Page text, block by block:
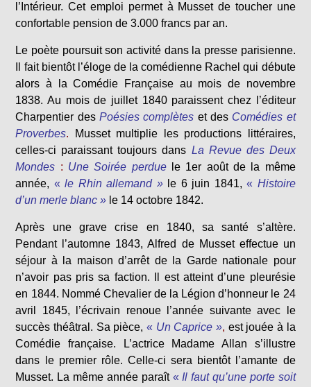
l’Intérieur. Cet emploi permet à Musset de toucher une
confortable pension de 3.000 francs par an.
Le poète poursuit son activité dans la presse parisienne.
Il fait bientôt l’éloge de la comédienne Rachel qui débute
alors à la Comédie Française au mois de novembre
1838. Au mois de juillet 1840 paraissent chez l’éditeur
Charpentier des Poésies complètes et desComédies et
Proverbes.
Musset multiplie les productions littéraires,
celles-ci paraissant toujours dans La Revue des Deux
Mondes : Une Soirée perduele 1er août de la même
année, «le Rhin allemand » le 6 juin 1841, « Histoire
d’un merle blanc » le 14 octobre 1842.
Après une grave crise en 1840, sa santé s’altère.
Pendant l’automne 1843, Alfred de Musset effectue un
séjour à la maison d’arrêt de la Garde nationale pour
n’avoir pas pris sa faction. Il est atteint d’une pleurésie
en 1844. Nommé Chevalier de la Légion d’honneur le 24
avril 1845, l’écrivain renoue l’année suivante avec le
succès théâtral. Sa pièce, « Un Caprice », est jouée à la
Comédie française. L’actrice Madame Allan s’illustre
dans le premier rôle. Celle-ci sera bientôt l’amante de
Musset. La même année paraît « Il faut qu’une porte soit